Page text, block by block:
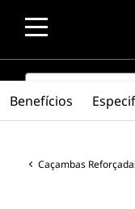
SEARCH
Caçambas
Benefícios